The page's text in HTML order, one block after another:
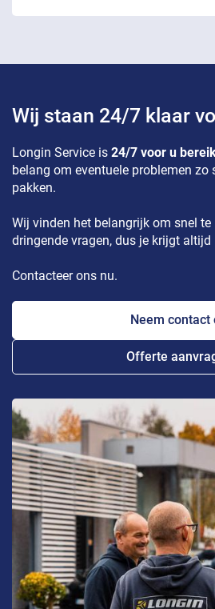
Wij staan 24/7 klaar
Longin Service is 24/7 voor u
belang om eventuele problemen
pakken.
Wij vinden het belangrijk om snel te
dringende vragen, dus je krijgt
Contacteer ons nu.
Neem contact
Offerte